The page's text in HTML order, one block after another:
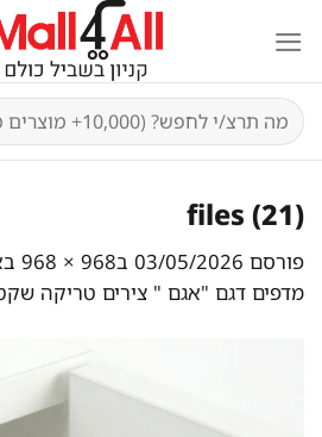
content
חיפוש
עבור:
files (21)
פורסם 03/05/2026 ב968 × 968 ב
מדפים דגם "אגם " צירים טריקה